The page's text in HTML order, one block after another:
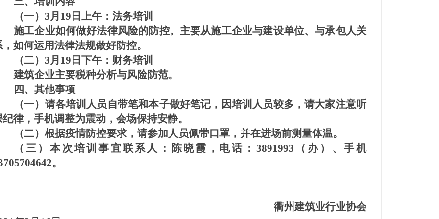
（一）3月19日上午 ：法务培训
施工企业如何做好法律风险的防控。主要从施工企业与建设单位、与承包人关
，如何运用法律法规做好防控。
（二）3月19日下午：财务培训
建筑企业主要税种分析与风险防范。
四、其他事项
（一）请各培训人员自带笔和本子做好笔记，因培训人员较多，请大家注意听
纪律，手机调整为震动，会场保持安静。
（二）根据疫情防控要求，请参加人员佩带口罩，并在进场前测量体温。
（三）本次培训事宜联系人：陈晓霞，电话：3891993（办）、手机
。
衢州建筑业行业协会